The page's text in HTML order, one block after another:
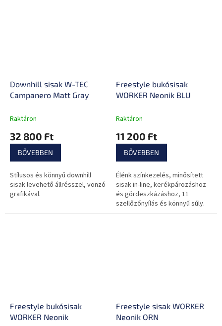
Downhill sisak W-TEC
Campanero Matt Gray
Raktáron
32 800 Ft
BŐVEBBEN
Stílusos és könnyű downhill
sisak levehető állrésszel, vonzó
grafikával.
Freestyle bukósisak
WORKER Neonik BLU
Raktáron
11 200 Ft
BŐVEBBEN
Élénk színkezelés, minősített
sisak in-line, kerékpározáshoz
és gördeszkázáshoz, 11
szellőzőnyílás és könnyű súly.
Freestyle bukósisak
WORKER Neonik
Freestyle sisak WORKER
Neonik ORN